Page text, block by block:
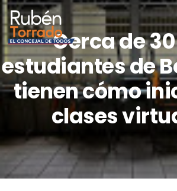
Cerca de
estudiantes de
tienen cómo
clases